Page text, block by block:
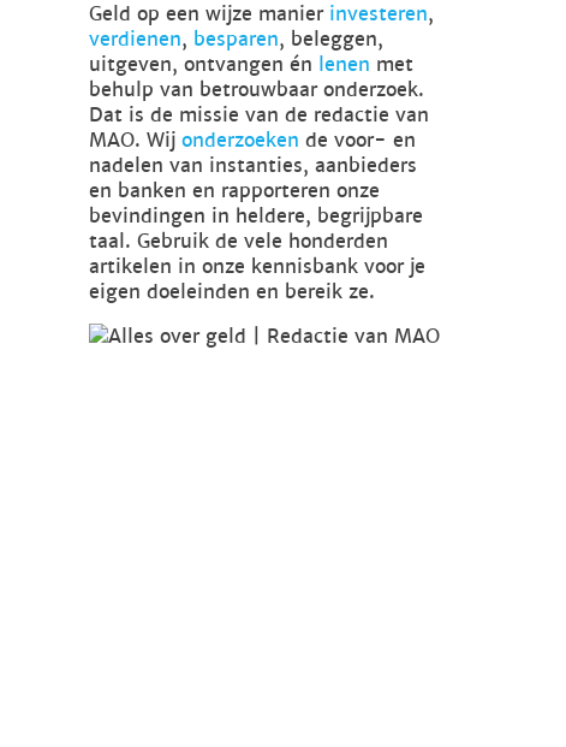
Geld op een wijze manier investeren,
verdienen, besparen, beleggen,
uitgeven, ontvangen én lenen met
behulp van betrouwbaar onderzoek.
Dat is de missie van de redactie van
MAO. Wijonderzoeken de voor- en
nadelen van instanties, aanbieders
en banken en rapporteren onze
bevindingen in heldere, begrijpbare
taal. Gebruik de vele honderden
artikelen in onze kennisbank voor je
eigen doeleinden en bereik ze.